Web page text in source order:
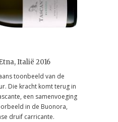
Italië 2016
toonbeeld van de
Die kracht komt terug in
een samenvoeging
in de Buonora,
druif carricante.